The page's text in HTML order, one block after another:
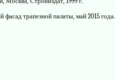
фасад трапезной палаты, май 2015 года.